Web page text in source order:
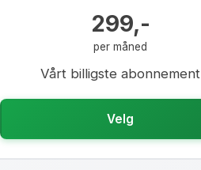
299,-
per måned
Vårt billigste abonnement
Velg